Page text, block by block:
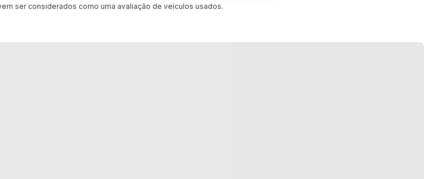
ser considerados como uma avaliação de veículos usados.